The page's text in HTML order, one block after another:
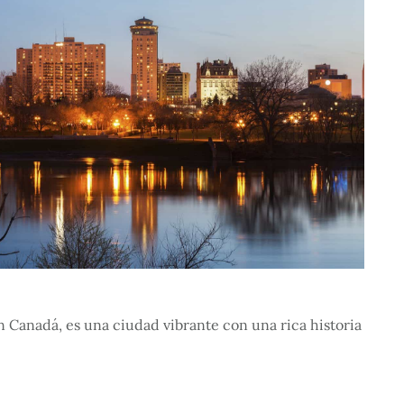
es una ciudad vibrante con una rica historia